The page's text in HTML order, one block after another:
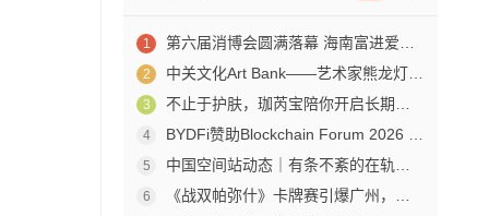
1 第六届消博会圆满落幕 海南富进爱科合成生物成果赋能生物制造产业新发展
2 中关文化Art Bank——艺术家熊龙灯走进兴业银行北京开发区私行
3 不止于护肤，珈芮宝陪你开启长期养肤之旅
4 BYDFi赞助Blockchain Forum 2026 交流Web3与AI生态
5 中国空间站动态｜有条不紊的在轨工作日常
6 《战双帕弥什》卡牌赛引爆广州，杰森娱乐构建原创TCG赛事生态